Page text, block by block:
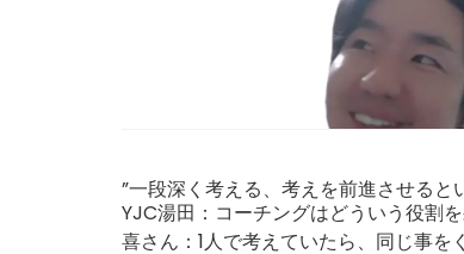
”一段深く考える、考えを前進させる
YJC湯田：コーチングはどういう役割
喜さん：1人で考えていたら、同じ事